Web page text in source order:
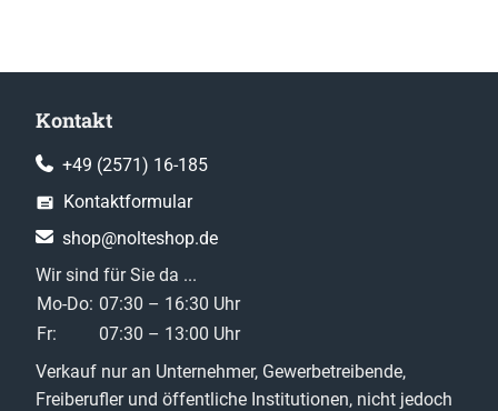
Kontakt
+49 (2571) 16-185
Kontaktformular
shop@nolteshop.de
Wir sind für Sie da ...
Mo-Do: 07:30 – 16:30 Uhr
Fr:
07:30 – 13:00 Uhr
Verkauf nur an Unternehmer, Gewerbetreibende,
Freiberufler und öffentliche Institutionen, nicht jedoch